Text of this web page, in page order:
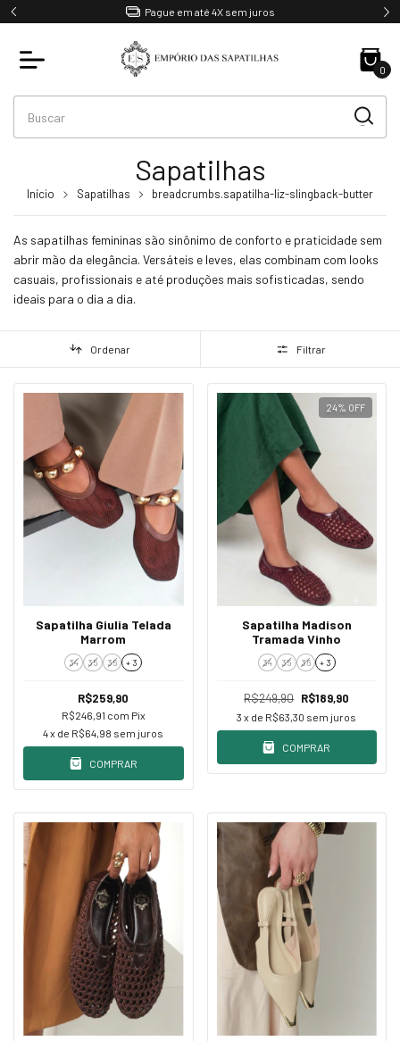
Ganhe 5% OFF no PIX
0
Sapatilhas
Início Sapatilhas breadcrumbs.sapatilha-liz-slingback-butter
As sapatilhas femininas são sinônimo de conforto e praticidade sem
abrir mão da elegância. Versáteis e leves, elas combinam com looks
casuais, profissionais e até produções mais sofisticadas, sendo
ideais para o dia a dia.
Ordenar Filtrar
Sapatilha Giulia Telada
Marrom
34 35 36 + 3
R$259,90
R$246,91 com Pix
4x de R$64,98 sem juros
COMPRAR
24% OFF
Sapatilha Madison
Tramada Vinho
34 35 36 + 3
R$249,90 R$189,90
3 x de R$63,30 sem juros
COMPRAR